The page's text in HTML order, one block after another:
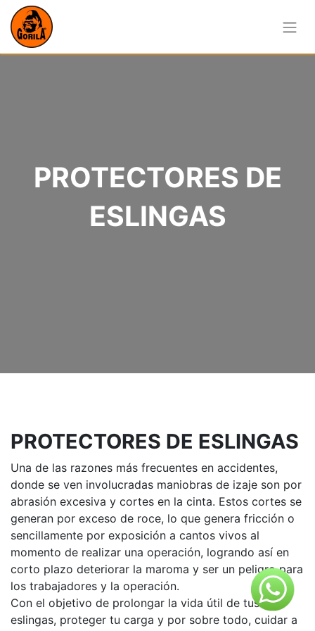
PROTECTORES DE
ESLINGAS
PROTECTORES DE ESLINGAS
Una de las razones más frecuentes en accidentes,
donde se ven involucradas maniobras de izaje son por
abrasión excesiva y cortes en la cinta. Estos cortes se
generan por exceso de roce, lo que genera fricción o
sencillamente por exposición a cantos vivos al
momento de realizar una operación, logrando así en
corto plazo deteriorar la maroma y ser un peligro para
los trabajadores y la operación.
Con el objetivo de prolongar la vida útil de tus
eslingas, proteger tu carga y por sobre todo, cuidar a